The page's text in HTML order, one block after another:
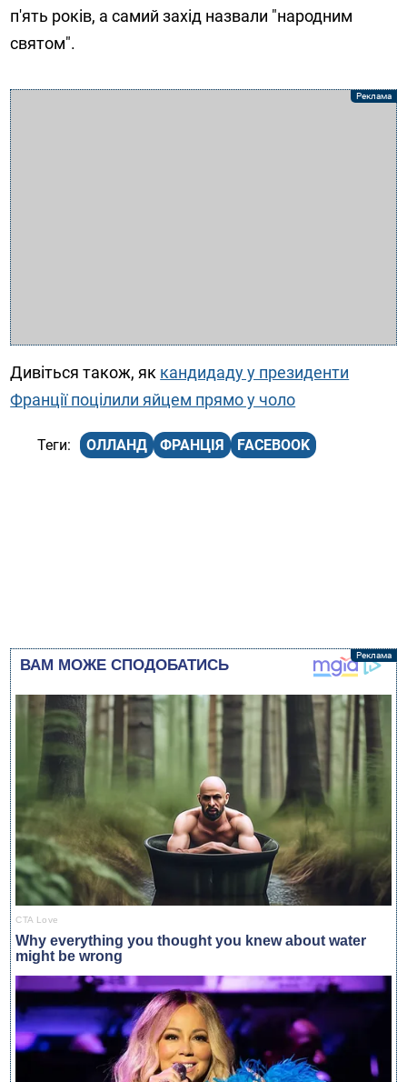
п'ять років, а самий захід назвали "народним
святом".
Дивіться також, як кандидаду у президенти
Франції поцілили яйцем прямо у чоло
ОЛЛАНД ФРАНЦІЯ FACEBOOK